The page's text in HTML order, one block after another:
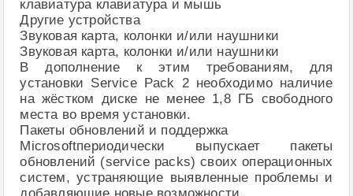
клавиатура клавиатура и мышь
Другие устройства
Звуковая карта, колонки и/или наушники
Звуковая карта, колонки и/или наушники
В дополнение к этим требованиям, для
установки Service Pack 2 необходимо наличие
на жёстком диске не менее 1,8 ГБ свободного
места во время установки.
Пакеты обновлений и поддержка
Microsoftпериодически выпускает пакеты
обновлений (service packs) своих операционных
систем, устраняющие выявленные проблемы и